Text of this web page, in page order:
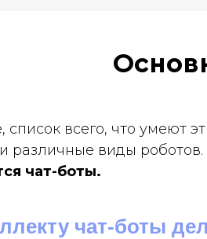
список всего, что умеют
различные виды роботов.
чат-боты.
чат-боты